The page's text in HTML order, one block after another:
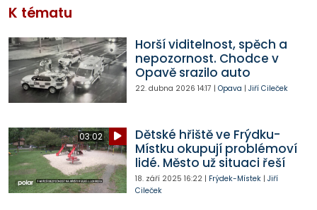
K tématu
Horší viditelnost, spěch a
nepozornost. Chodce v
Opavě srazilo auto
22. dubna 2026 14:17 | Opava | Jiří Cileček
03:02
Dětské hřiště ve Frýdku-
Místku okupují problémoví
lidé. Město už situaci řeší
18. září 2025 16:22| Frýdek-Místek| Jiří
Cileček